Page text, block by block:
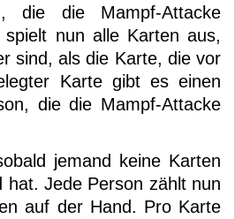
die die Mampf-Attacke
nun alle Karten aus,
sind, als die Karte, die vor
Karte gibt es einen
die die Mampf-Attacke
jemand keine Karten
hat. Jede Person zählt nun
auf der Hand. Pro Karte